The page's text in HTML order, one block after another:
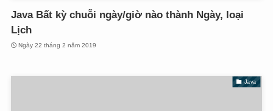
Java Bất kỳ chuỗi ngày/giờ nào thành Ngày, loại
Lịch
Ngày 22 tháng 2 năm 2019
Java